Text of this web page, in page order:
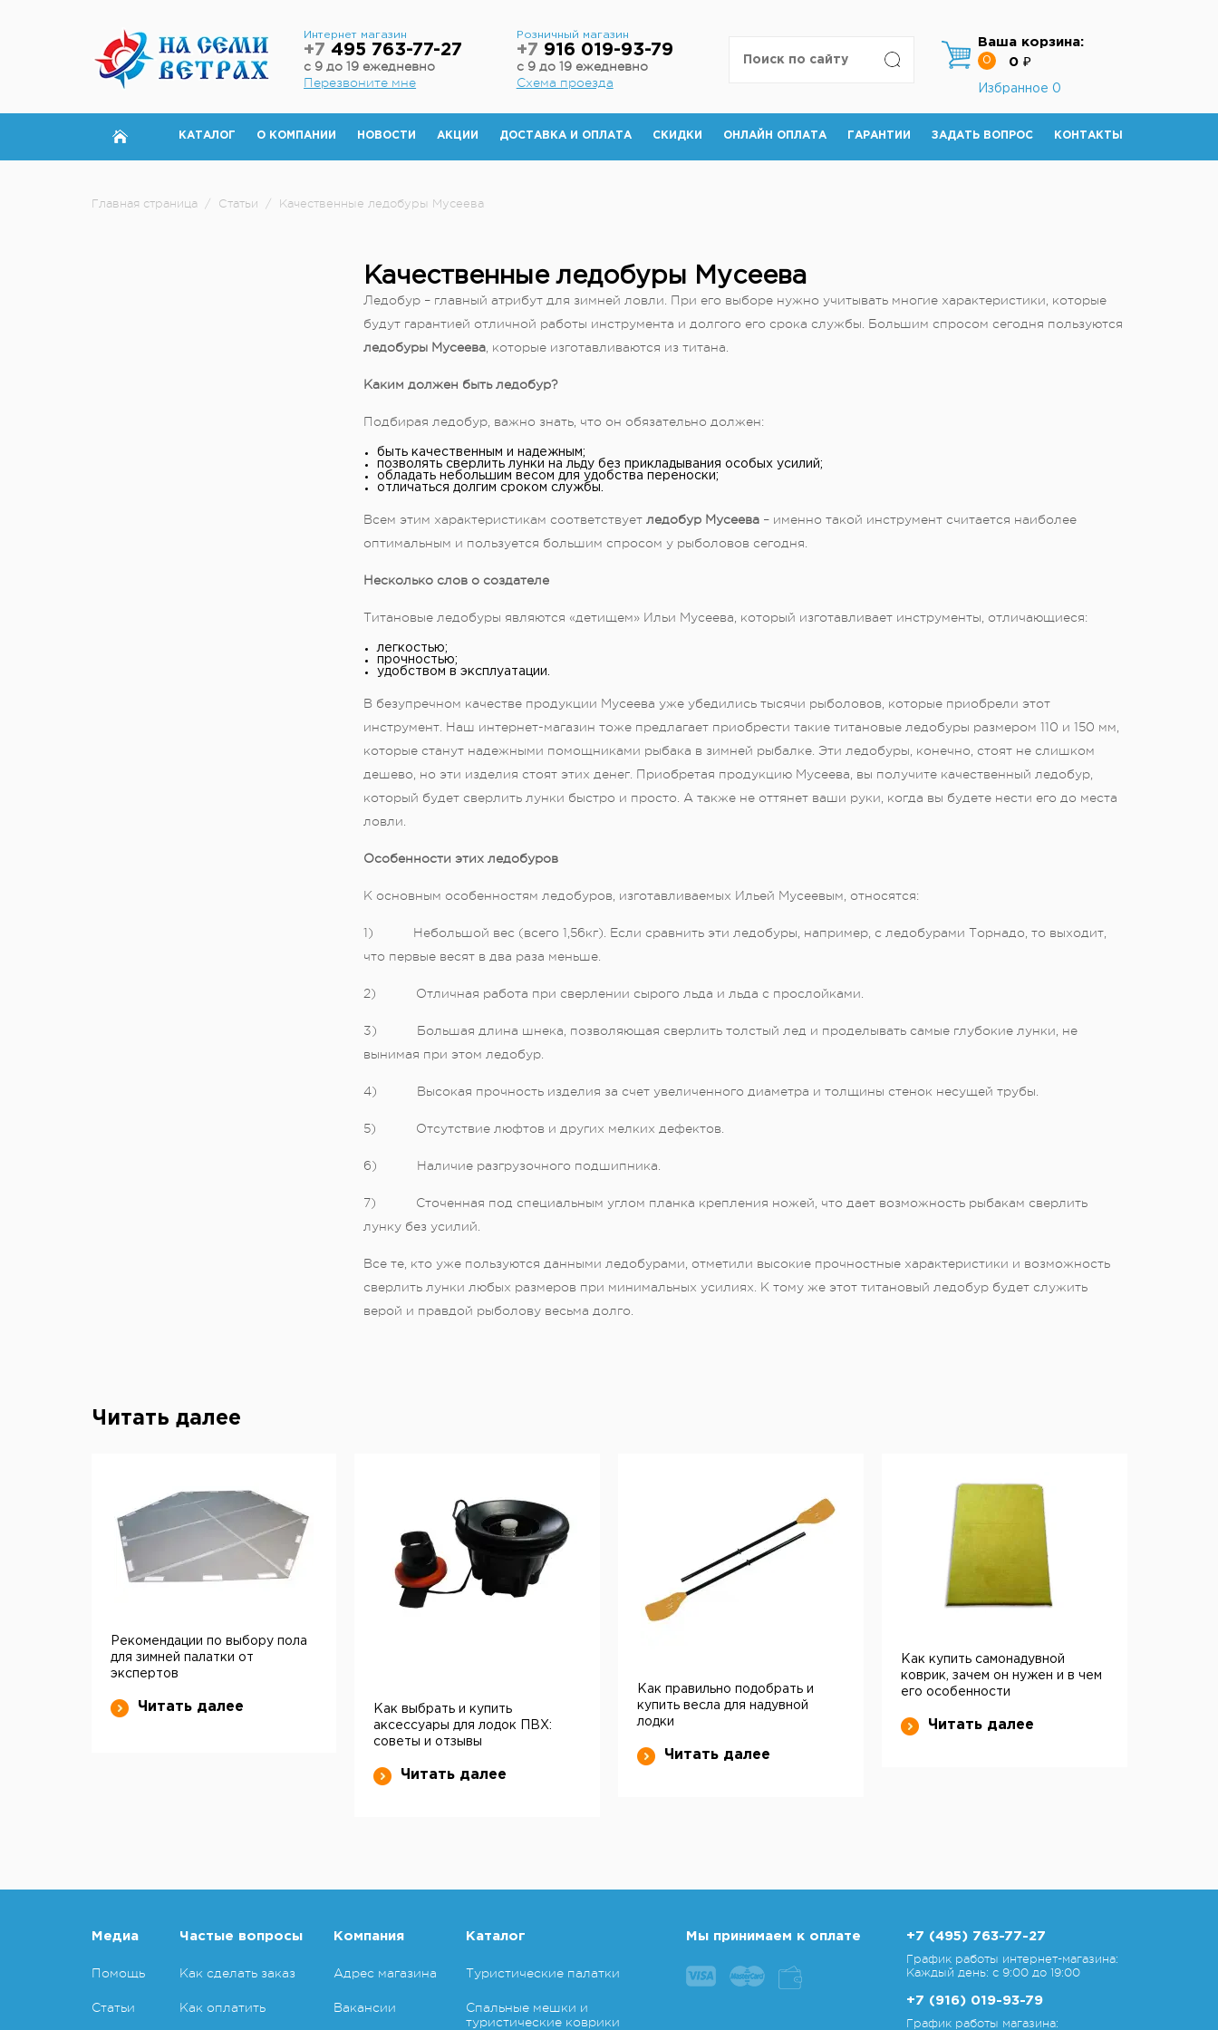
Интернет магазин
+7 495 763-77-27
с 9 до 19 ежедневно
Перезвоните мне
Розничный магазин
+7 916 019-93-79
с 9 до 19 ежедневно
Схема проезда
Ваша корзина:
0 0 ₽
Избранное 0
КАТАЛОГ О КОМПАНИИ НОВОСТИ АКЦИИ ДОСТАВКА И ОПЛАТА СКИДКИ ОНЛАЙН ОПЛАТА ГАРАНТИИ ЗАДАТЬ ВОПРОС КОНТАКТЫ
Главная страница / Статьи / Качественные ледобуры Мусеева
Качественные ледобуры Мусеева
Ледобур – главный атрибут для зимней ловли. При его выборе нужно учитывать многие характеристики, которые
будут гарантией отличной работы инструмента и долгого его срока службы. Большим спросом сегодня пользуются
ледобуры Мусеева, которые изготавливаются из титана.
Каким должен быть ледобур?
Подбирая ледобур, важно знать, что он обязательно должен:
быть качественным и надежным;
позволять сверлить лунки на льду без прикладывания особых усилий;
обладать небольшим весом для удобства переноски;
отличаться долгим сроком службы.
Всем этим характеристикам соответствует ледобур Мусеева– именно такой инструмент считается наиболее
оптимальным и пользуется большим спросом у рыболовов сегодня.
Несколько слов о создателе
Титановые ледобуры являются «детищем» Ильи Мусеева, который изготавливает инструменты, отличающиеся:
легкостью;
прочностью;
удобством в эксплуатации.
В безупречном качестве продукции Мусеева уже убедились тысячи рыболовов, которые приобрели этот
инструмент. Наш интернет-магазин тоже предлагает приобрести такие титановые ледобуры размером 110 и 150 мм,
которые станут надежными помощниками рыбака в зимней рыбалке. Эти ледобуры, конечно, стоят не слишком
дешево, но эти изделия стоят этих денег. Приобретая продукцию Мусеева, вы получите качественный ледобур,
который будет сверлить лунки быстро и просто. А также не оттянет ваши руки, когда вы будете нести его до места
ловли.
Особенности этих ледобуров
К основным особенностям ледобуров, изготавливаемых Ильей Мусеевым, относятся:
1) Небольшой вес (всего 1,56кг). Если сравнить эти ледобуры, например, с ледобурами Торнадо, то выходит,
что первые весят в два раза меньше.
2) Отличная работа при сверлении сырого льда и льда с прослойками.
3) Большая длина шнека, позволяющая сверлить толстый лед и проделывать самые глубокие лунки, не
вынимая при этом ледобур.
4) Высокая прочность изделия за счет увеличенного диаметра и толщины стенок несущей трубы.
5) Отсутствие люфтов и других мелких дефектов.
6) Наличие разгрузочного подшипника.
7) Сточенная под специальным углом планка крепления ножей, что дает возможность рыбакам сверлить
лунку без усилий.
Все те, кто уже пользуются данными ледобурами, отметили высокие прочностные характеристики и возможность
сверлить лунки любых размеров при минимальных усилиях. К тому же этот титановый ледобур будет служить
верой и правдой рыболову весьма долго.
Читать далее
Рекомендации по выбору пола
для зимней палатки от
экспертов
Читать далее
Как выбрать и купить
аксессуары для лодок ПВХ:
советы и отзывы
Читать далее
Как правильно подобрать и
купить весла для надувной
лодки
Читать далее
Как купить самонадувной
коврик, зачем он нужен и в чем
его особенности
Читать далее
Медиа
Помощь
Статьи
Частые вопросы
Как сделать заказ
Как оплатить
Компания
Адрес магазина
Вакансии
Каталог
Туристические палатки
Спальные мешки и
туристические коврики
Мы принимаем к оплате +7 (495) 763-77-27
График работы интернет-магазина:
Каждый день: с 9:00 до 19:00
+7 (916) 019-93-79
График работы магазина: